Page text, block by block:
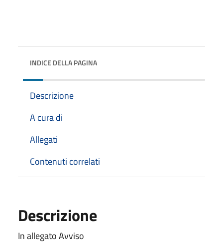
INDICE DELLA PAGINA
Descrizione
A cura di
Allegati
Contenuti correlati
Descrizione
In allegato Avviso